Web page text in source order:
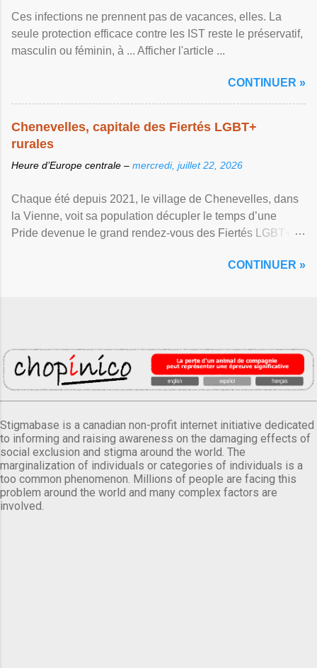
Ces infections ne prennent pas de vacances, elles. La
seule protection efficace contre les IST reste le préservatif,
masculin ou féminin, à ... Afficher l'article ...
CONTINUER »
Chenevelles, capitale des Fiertés LGBT+
rurales
Heure d’Europe centrale – mercredi, juillet 22, 2026
Chaque été depuis 2021, le village de Chenevelles, dans
la Vienne, voit sa population décupler le temps d’une
Pride devenue le grand rendez-vous des Fiertés LGBT+
CONTINUER »
Stigmabase is a canadian non-profit internet initiative dedicated
to informing and raising awareness on the damaging effects of
social exclusion and stigma around the world. The
marginalization of individuals or categories of individuals is a
too common phenomenon. Millions of people are facing this
problem around the world and many complex factors are
involved.